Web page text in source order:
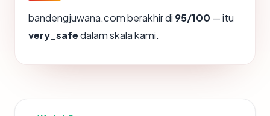
bandengjuwana.com berakhir di 95/100 — itu
very_safedalam skala kami.